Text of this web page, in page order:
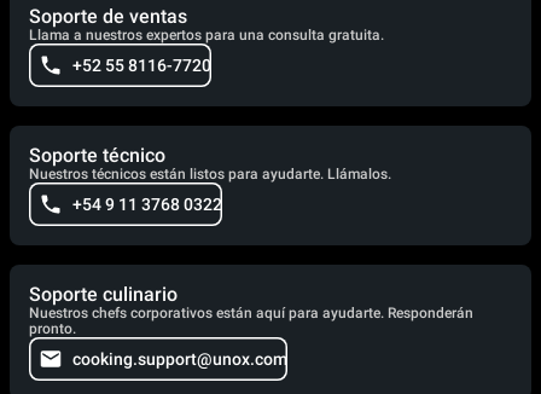
Soporte de ventas
Llama a nuestros expertos para una consulta gratuita.
+52 55 8116-7720
Soporte técnico
Nuestros técnicos están listos para ayudarte. Llámalos.
+54 9 11 3768 0322
Soporte culinario
Nuestros chefs corporativos están aquí para ayudarte. Responderán
pronto.
cooking.support@unox.com